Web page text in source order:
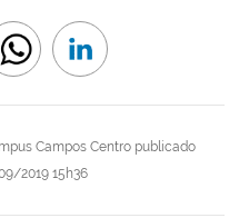
Campos Centro publicado
2019 15h36